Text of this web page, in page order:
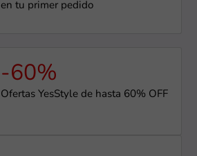
en tu primer pedido
-60%
Ofertas YesStyle de hasta 60% OFF